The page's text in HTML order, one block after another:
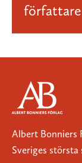
författare
Albert Bonniers
Sveriges